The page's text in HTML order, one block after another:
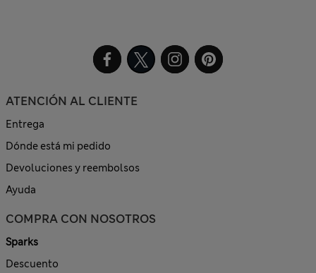
ATENCIÓN AL CLIENTE
Entrega
Dónde está mi pedido
Devoluciones y reembolsos
Ayuda
COMPRA CON NOSOTROS
Sparks
Descuento